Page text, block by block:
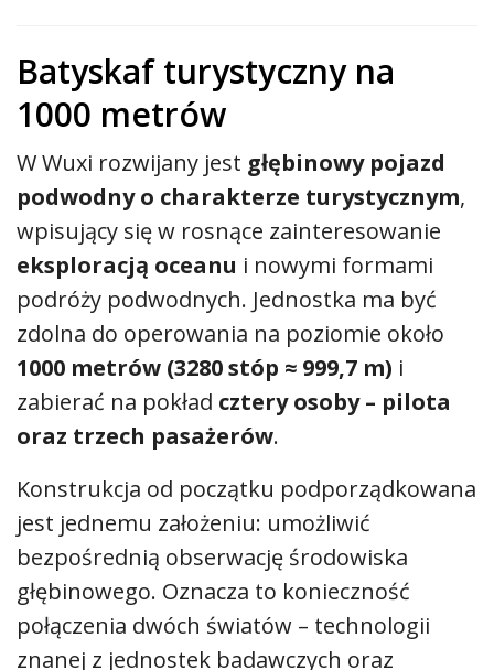
Batyskaf turystyczny na
1000 metrów
W Wuxi rozwijany jest głębinowy pojazd
podwodny o charakterze turystycznym,
wpisujący się w rosnące zainteresowanie
eksploracją oceanu i nowymi formami
podróży podwodnych. Jednostka ma być
zdolna do operowania na poziomie około
1000 metrów (3280 stóp ≈ 999,7 m) i
zabierać na pokład cztery osoby – pilota
oraz trzech pasażerów.
Konstrukcja od początku podporządkowana
jest jednemu założeniu: umożliwić
bezpośrednią obserwację środowiska
głębinowego. Oznacza to konieczność
połączenia dwóch światów – technologii
znanej z jednostek badawczych oraz